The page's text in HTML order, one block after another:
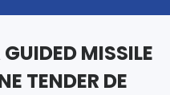
MISSILE
TENDER DE